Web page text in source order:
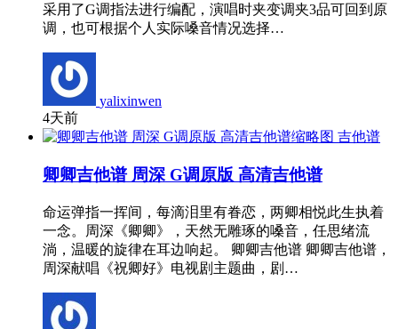
采用了G调指法进行编配，演唱时夹变调夹3品可回到原
调，也可根据个人实际嗓音情况选择…
yalixinwen
4天前
吉他谱
卿卿吉他谱 周深 G调原版 高清吉他谱
命运弹指一挥间，每滴泪里有眷恋，两卿相悦此生执着
一念。周深《卿卿》，天然无雕琢的嗓音，任思绪流
淌，温暖的旋律在耳边响起。 卿卿吉他谱 卿卿吉他谱，
周深献唱《祝卿好》电视剧主题曲，剧…